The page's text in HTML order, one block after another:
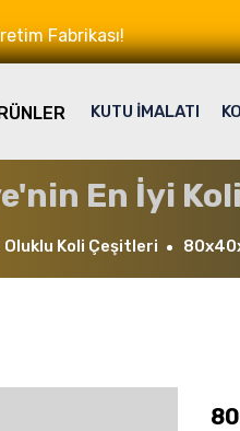
Fabrikası!
KUTU İMALATI
En İyi
Koli Çeşitleri